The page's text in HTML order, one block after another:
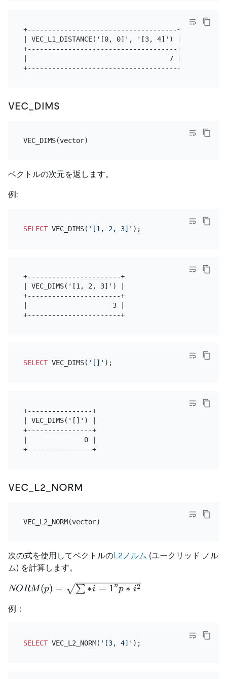
+-------------------------------------+
| VEC_L1_DISTANCE('[0, 0]', '[3, 4]') |
+-------------------------------------+
|                                   7 |
VEC_DIMS
ベクトルの次元を返します。
例:
SELECT VEC_DIMS( '[1, 2, 3]'
+-----------------------+
| VEC_DIMS('[1, 2, 3]') |
+-----------------------+
|                     3 |
+-----------------------+
SELECT VEC_DIMS( '[]'
+----------------+
| VEC_DIMS('[]') |
+----------------+
|              0 |
+----------------+
VEC_L2_NORM
次の式を使用してベクトルのL2ノルム (ユークリッド ノル
ム) を計算します。
NORM(p)=\sqrt
{i=1}^{n}{p*
NORM(p) = ∑ ∗i = 1np ∗ i2
例：
SELECT VEC_L2_NORM( '[3, 4]'